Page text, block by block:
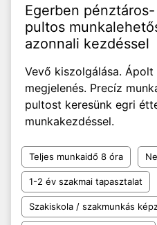
Egerben pénztáros-
pultos
azonnali kezdéssel
Vevő kiszolgálása. Ápolt
megjelenés. Precíz
pultost keresünk egri
munkakezdéssel.
Teljes munkaidő 8 óra
1-2 év szakmai tapasztalat
Szakiskola / szakmunkás